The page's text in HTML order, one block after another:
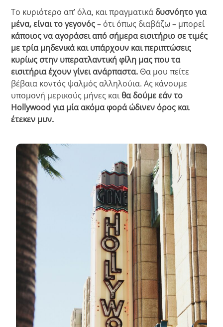
Το κυριότερο απ’ όλα, και πραγματικά δυσνόητο για
μένα, είναι το γεγονός– ότι όπως διαβάζω – μπορεί
κάποιος να αγοράσει από σήμερα εισιτήριο σε τιμές
με τρία μηδενικά και υπάρχουν και περιπτώσεις
κυρίως στην υπερατλαντική φίλη μας που τα
εισιτήρια έχουν γίνει ανάρπαστα. Θα μου πείτε
βέβαια κοντός ψαλμός αλληλούια. Ας κάνουμε
υπομονή μερικούς μήνες και θα δούμε εάν το
Hollywood για μία ακόμα φορά ώδινεν όρος και
έτεκεν μυν.